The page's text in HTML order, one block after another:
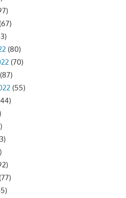
(80)
(70)
(55)